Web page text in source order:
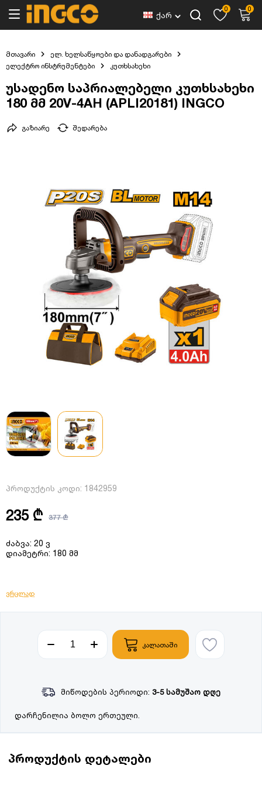
ქარ
0 0
მთავარი
ელ. ხელსაწყოები და დანადგარები
ელექტრო ინსტრუმენტები
კუთხსახეხი
უსადენო საპრიალებელი კუთხსახეხი
180 მმ 20V-4AH (APLI20181) INGCO
შედარება
გაზიარე
პროდუქტის კოდი: 1842959
235 ₾ 377 ₾
ძაბვა: 20 ვ
დიამეტრი: 180 მმ
ვრცლად
კალათაში
მიწოდების პერიოდი: 3-5 სამუშაო დღე
დარჩენილია ბოლო ერთეული.
პროდუქტის დეტალები